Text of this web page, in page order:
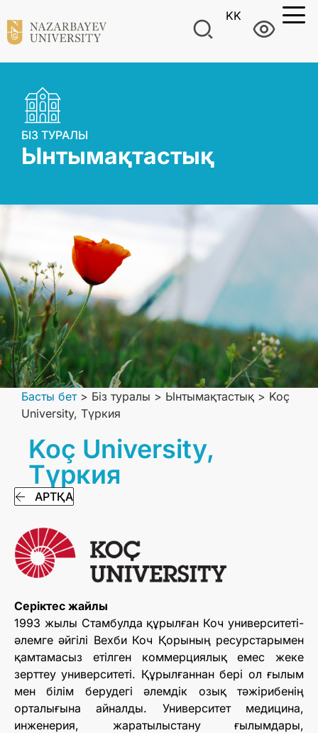
KK
БІЗ ТУРАЛЫ
Ынтымақтастық
Басты бет> Біз туралы > Ынтымақтастық > Koç
University, Түркия
Koç University,
Түркия
АРТҚА
Серіктес жайлы
1993 жылы Стамбулда құрылған Коч университеті-
әлемге әйгілі Вехби Коч Қорының ресурстарымен
қамтамасыз етілген коммерциялық емес жеке
зерттеу университеті. Құрылғаннан бері ол ғылым
мен білім берудегі әлемдік озық тәжірибенің
орталығына айналды. Университет медицина,
инженерия, жаратылыстану ғылымдары,